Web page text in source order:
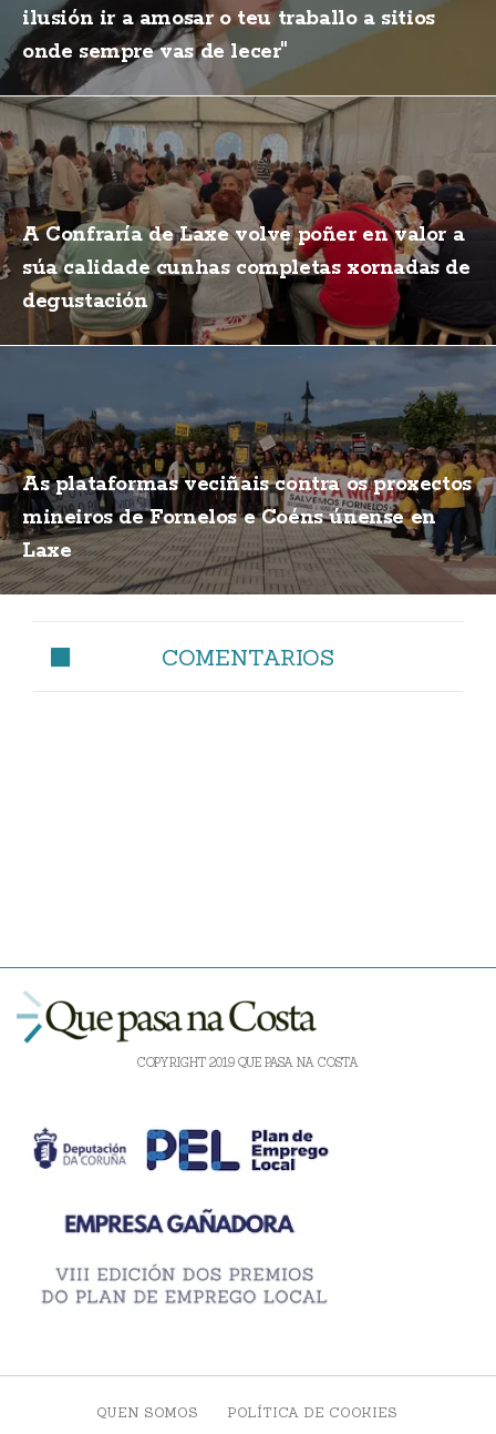
ilusión ir a amosar o teu traballo a sitios
onde sempre vas de lecer"
A Confraría de Laxe volve poñer en valor a
súa calidade cunhas completas xornadas de
degustación
As plataformas veciñais contra os proxectos
mineiros de Fornelos e Coéns únense en
Laxe
COMENTARIOS
COPYRIGHT 2019 QUE PASA NA COSTA
QUEN SOMOS
POLÍTICA DE COOKIES